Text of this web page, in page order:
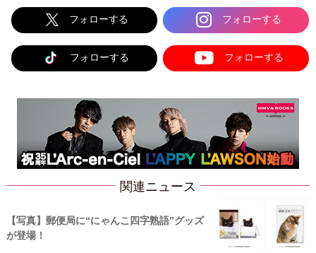
フォローする フォローする
フォローする フォローする
関連ニュース
【写真】郵便局に“にゃんこ四字熟語”グッズ
が登場！